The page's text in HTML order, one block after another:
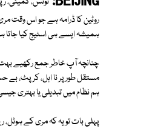
روٹین کا ڈرامہ ہے جو اس وقت
ہمیشہ ایسے ہی اسٹیج کیا جاتا
چنانچہ آپ خاطر جمع رکھیے
مستقل طور پر نا اہل، کرپٹ، بے
ہم نظام میں تبدیلی یا بہتری
پہلی بات تو یہ کہ مری کے ہوٹل،